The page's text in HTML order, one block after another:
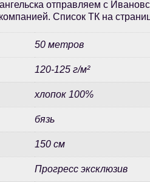
отправляем с
Список ТК на
50 метров
120-125 г/м²
хлопок 100%
бязь
150 см
Прогресс эксклюзив